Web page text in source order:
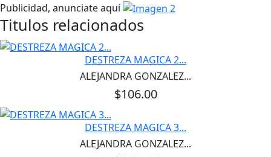
Publicidad, anunciate aquí
Titulos relacionados
DESTREZA MAGICA 2...
ALEJANDRA GONZALEZ...
$106.00
DESTREZA MAGICA 3...
ALEJANDRA GONZALEZ...